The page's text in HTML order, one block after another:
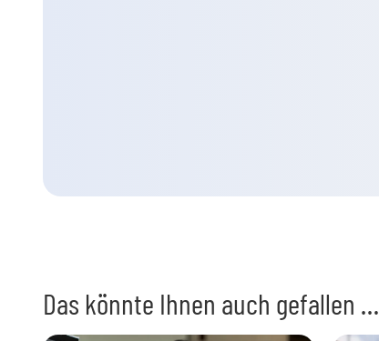
Das könnte Ihnen auch gefallen …